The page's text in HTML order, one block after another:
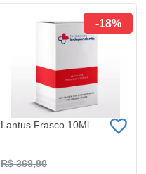
-18%
Lantus Frasco 10Ml
R$ 369,80